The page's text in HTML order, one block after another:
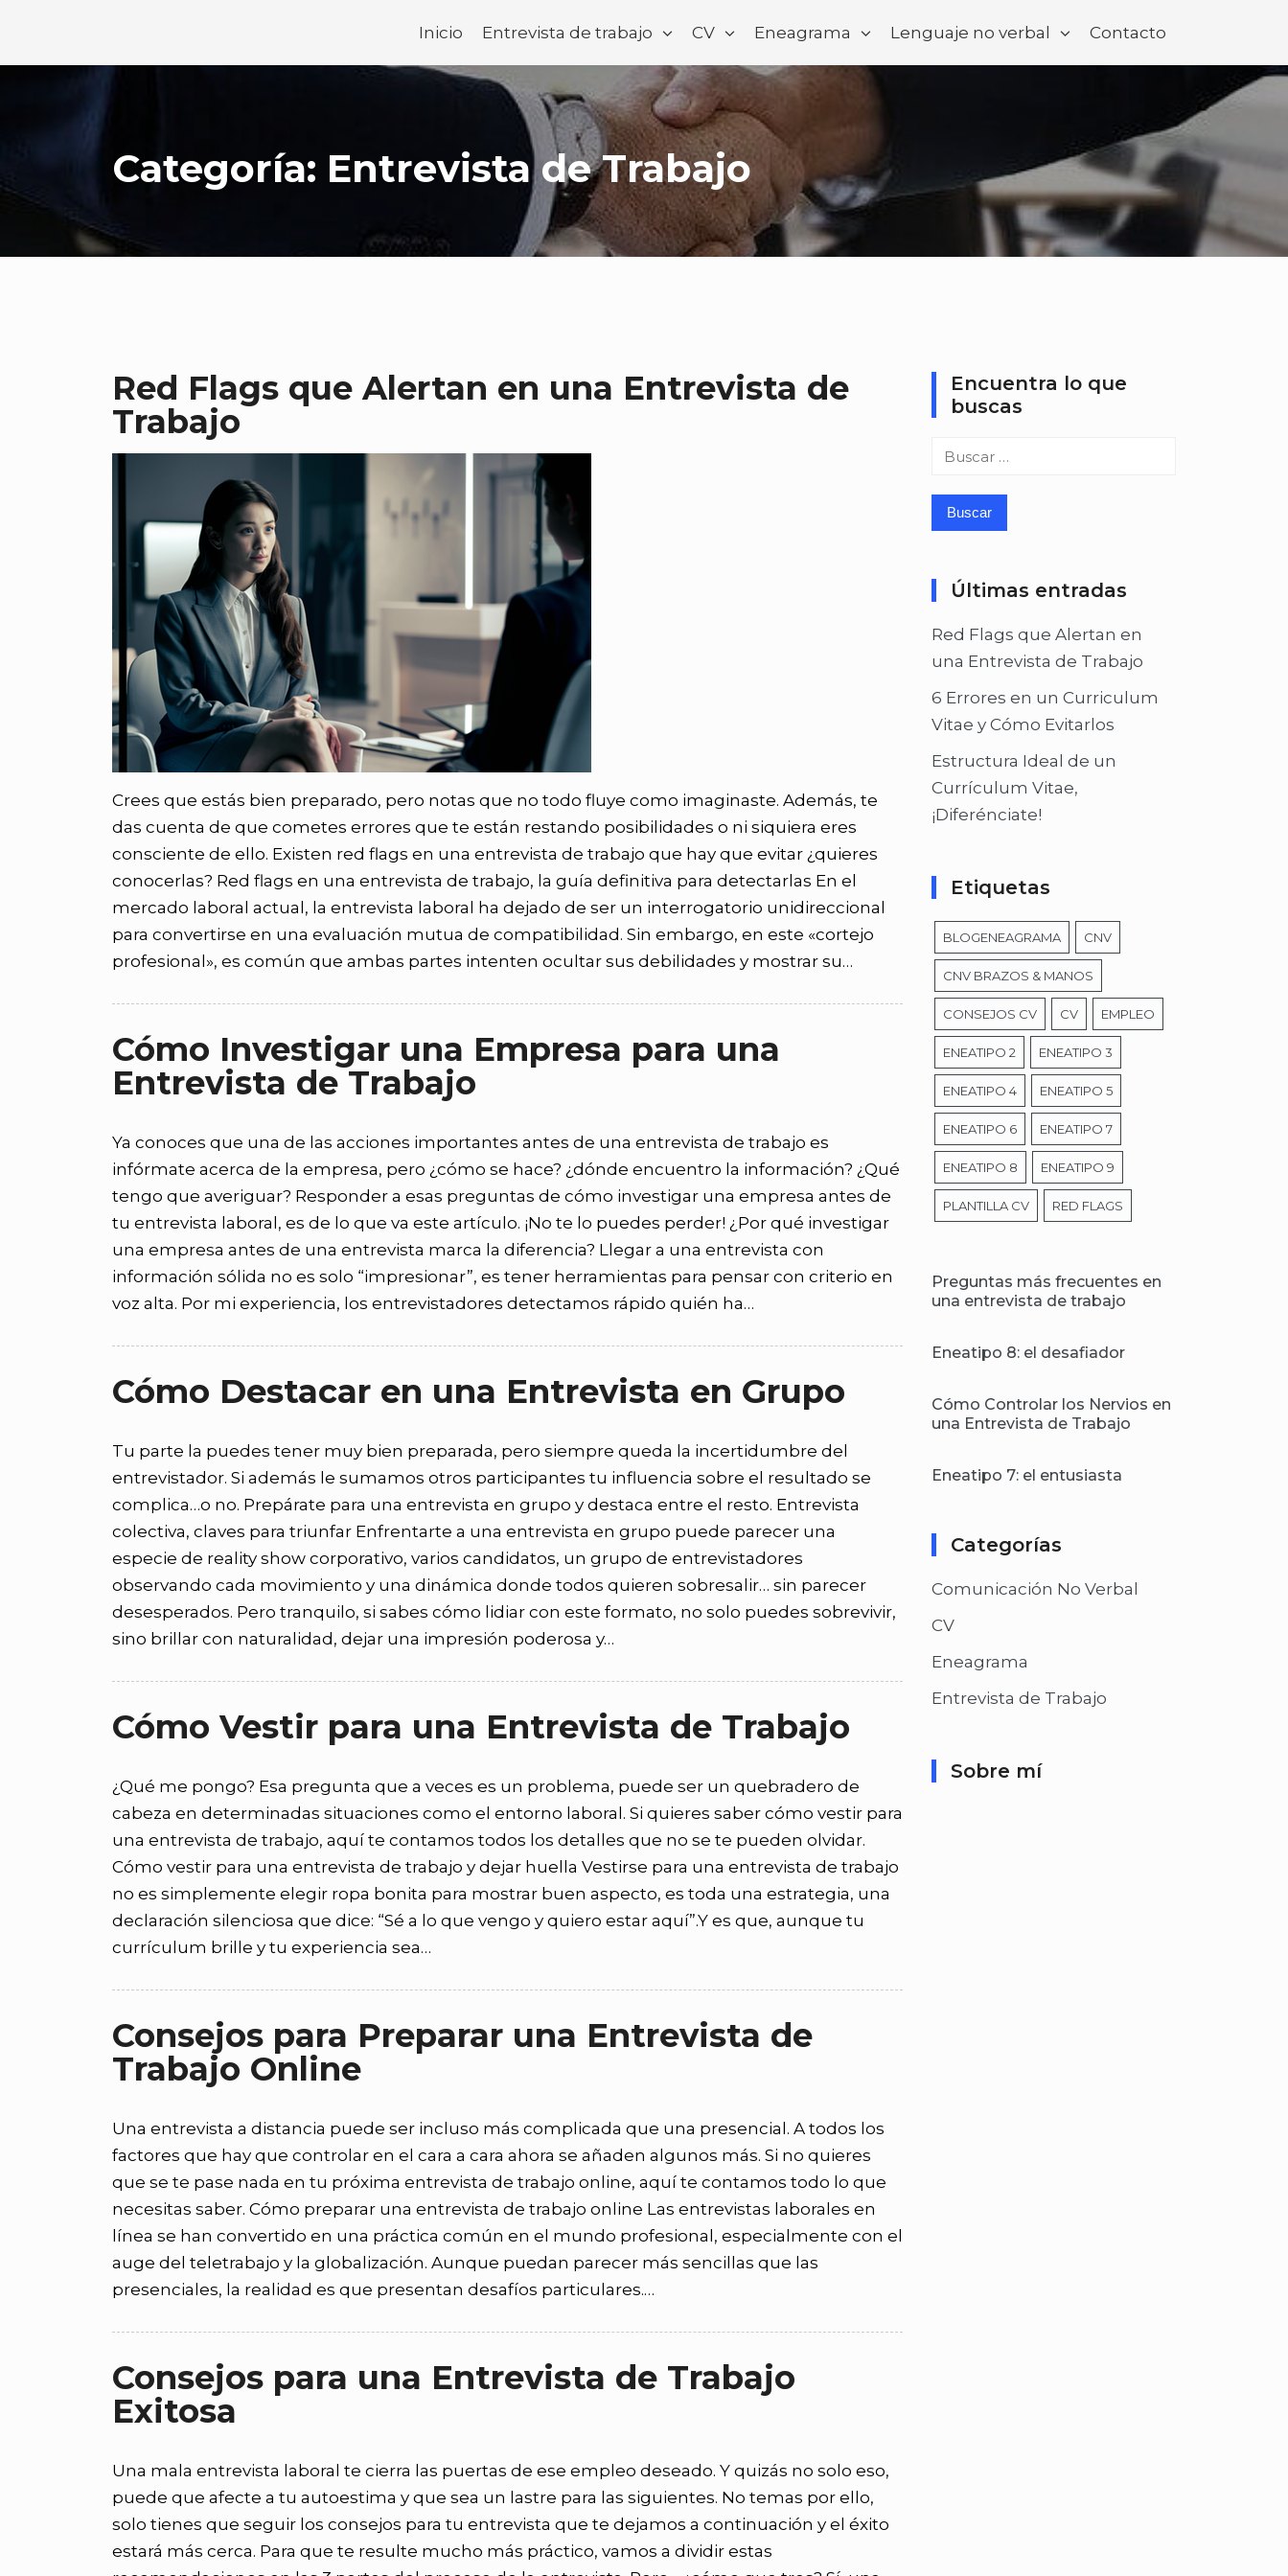
contenido
Inicio Entrevista de trabajo CV Eneagrama Lenguaje no verbal Contacto
Categoría: Entrevista de Trabajo
Red Flags que Alertan en una Entrevista de
Trabajo
Crees que estás bien preparado, pero notas que no todo fluye como imaginaste. Además, te
das cuenta de que cometes errores que te están restando posibilidades o ni siquiera eres
consciente de ello. Existen red flags en una entrevista de trabajo que hay que evitar ¿quieres
conocerlas? Red flags en una entrevista de trabajo, la guía definitiva para detectarlas En el
mercado laboral actual, la entrevista laboral ha dejado de ser un interrogatorio unidireccional
para convertirse en una evaluación mutua de compatibilidad. Sin embargo, en este «cortejo
profesional», es común que ambas partes intenten ocultar sus debilidades y mostrar su…
Cómo Investigar una Empresa para una
Entrevista de Trabajo
Ya conoces que una de las acciones importantes antes de una entrevista de trabajo es
infórmate acerca de la empresa, pero ¿cómo se hace? ¿dónde encuentro la información? ¿Qué
tengo que averiguar? Responder a esas preguntas de cómo investigar una empresa antes de
tu entrevista laboral, es de lo que va este artículo. ¡No te lo puedes perder! ¿Por qué investigar
una empresa antes de una entrevista marca la diferencia? Llegar a una entrevista con
información sólida no es solo “impresionar”, es tener herramientas para pensar con criterio en
voz alta. Por mi experiencia, los entrevistadores detectamos rápido quién ha…
Cómo Destacar en una Entrevista en Grupo
Tu parte la puedes tener muy bien preparada, pero siempre queda la incertidumbre del
entrevistador. Si además le sumamos otros participantes tu influencia sobre el resultado se
complica…o no. Prepárate para una entrevista en grupo y destaca entre el resto. Entrevista
colectiva, claves para triunfar Enfrentarte a una entrevista en grupo puede parecer una
especie de reality show corporativo, varios candidatos, un grupo de entrevistadores
observando cada movimiento y una dinámica donde todos quieren sobresalir… sin parecer
desesperados. Pero tranquilo, si sabes cómo lidiar con este formato, no solo puedes sobrevivir,
sino brillar con naturalidad, dejar una impresión poderosa y…
Cómo Vestir para una Entrevista de Trabajo
¿Qué me pongo? Esa pregunta que a veces es un problema, puede ser un quebradero de
cabeza en determinadas situaciones como el entorno laboral. Si quieres saber cómo vestir para
una entrevista de trabajo, aquí te contamos todos los detalles que no se te pueden olvidar.
Cómo vestir para una entrevista de trabajo y dejar huella Vestirse para una entrevista de trabajo
no es simplemente elegir ropa bonita para mostrar buen aspecto, es toda una estrategia, una
declaración silenciosa que dice: “Sé a lo que vengo y quiero estar aquí”.Y es que, aunque tu
currículum brille y tu experiencia sea…
Consejos para Preparar una Entrevista de
Trabajo Online
Una entrevista a distancia puede ser incluso más complicada que una presencial. A todos los
factores que hay que controlar en el cara a cara ahora se añaden algunos más. Si no quieres
que se te pase nada en tu próxima entrevista de trabajo online, aquí te contamos todo lo que
necesitas saber. Cómo preparar una entrevista de trabajo online Las entrevistas laborales en
línea se han convertido en una práctica común en el mundo profesional, especialmente con el
auge del teletrabajo y la globalización. Aunque puedan parecer más sencillas que las
presenciales, la realidad es que presentan desafíos particulares.…
Consejos para una Entrevista de Trabajo
Exitosa
Una mala entrevista laboral te cierra las puertas de ese empleo deseado. Y quizás no solo eso,
puede que afecte a tu autoestima y que sea un lastre para las siguientes. No temas por ello,
solo tienes que seguir los consejos para tu entrevista que te dejamos a continuación y el éxito
estará más cerca. Para que te resulte mucho más práctico, vamos a dividir estas
Encuentra lo que
buscas
Buscar:
Últimas entradas
Red Flags que Alertan en
una Entrevista de Trabajo
6 Errores en un Curriculum
Vitae y Cómo Evitarlos
Estructura Ideal de un
Currículum Vitae,
¡Diferénciate!
Etiquetas
BLOGENEAGRAMA CNV
CNV BRAZOS & MANOS
CONSEJOS CV CV EMPLEO
ENEATIPO 2 ENEATIPO 3
ENEATIPO 4 ENEATIPO 5
ENEATIPO 6 ENEATIPO 7
ENEATIPO 8 ENEATIPO 9
PLANTILLA CV RED FLAGS
Preguntas más frecuentes en
una entrevista de trabajo
Eneatipo 8: el desafiador
Cómo Controlar los Nervios en
una Entrevista de Trabajo
Eneatipo 7: el entusiasta
Categorías
Comunicación No Verbal
CV
Eneagrama
Entrevista de Trabajo
Sobre mí